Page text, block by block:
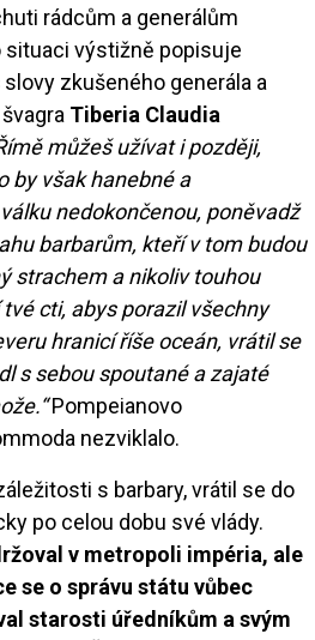
rádcům a generálům
výstižně popisuje
slovy zkušeného generála a
Tiberia Claudia
můžeš užívat i později,
by však hanebné a
nedokončenou, poněvadž
barbarům, kteří v tom budou
strachem a nikoliv touhou
cti, abys porazil všechny
hranicí říše oceán, vrátil se
s sebou spoutané a zajaté
Pompeianovo
nezviklalo.
s barbary, vrátil se do
po celou dobu své vlády.
v metropoli impéria, ale
se o správu státu vůbec
starosti úředníkům a svým